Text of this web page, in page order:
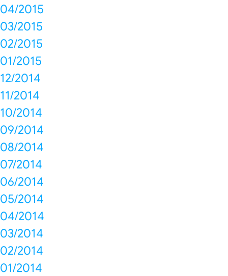
04/2015
03/2015
02/2015
01/2015
12/2014
11/2014
10/2014
09/2014
08/2014
07/2014
06/2014
05/2014
04/2014
03/2014
02/2014
01/2014